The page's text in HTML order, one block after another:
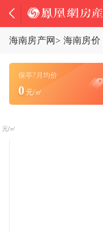
海南房产网 > 海南房价
保亭7月均价
0 元/㎡